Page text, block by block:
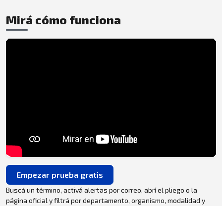
Mirá cómo funciona
Empezar prueba gratis
Buscá un término, activá alertas por correo, abrí el pliego o la
página oficial y filtrá por departamento, organismo, modalidad y